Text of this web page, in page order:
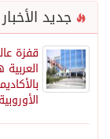
جديد الأخبار
قفزة